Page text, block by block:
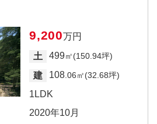
9,200万円
土
499㎡(150.94坪)
建 108 .06㎡(32.68坪)
1LDK
2020年10月